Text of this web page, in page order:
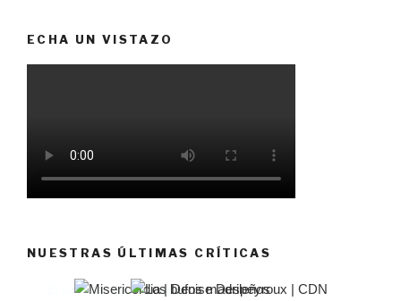
ECHA UN VISTAZO
NUESTRAS ÚLTIMAS CRÍTICAS
El castillo de Lindabridis